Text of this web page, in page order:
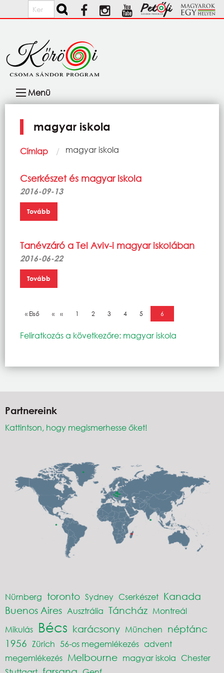
Ugrás a tartalomra
Keresés
navigáció
Menü
magyar iskola
Morzsa
Címlap Current:
magyar iskola
Cserkészet és magyar iskola
2016-09-13
Tovább
Tanévzáró a Tel Aviv-i magyar iskolában
2016-06-22
Tovább
Oldalszámozás
Első oldal
« Első Előző oldal
‹‹ Oldal
1 Oldal
2 Oldal
3 Oldal
4 Oldal
5 Jelenlegi oldal
6
Feliratkozás a következőre: magyar iskola
Partnereink
Kattintson, hogy megismerhesse őket!
Nürnberg toronto Sydney Cserkészet Kanada
Buenos Aires Ausztrália Táncház Montreál
Mikulás Bécs karácsony München néptánc
1956 Zürich 56-os megemlékezés advent
megemlékezés Melbourne magyar iskola Chester